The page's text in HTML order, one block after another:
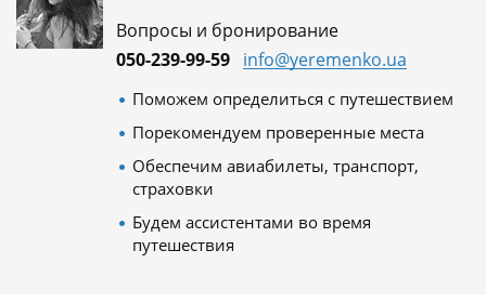
Вопросы и бронирование
050-239-99-59 info@yeremenko.ua
Поможем определиться с путешествием
Порекомендуем проверенные места
Обеспечим авиабилеты, транспорт,
страховки
Будем ассистентами во время
путешествия